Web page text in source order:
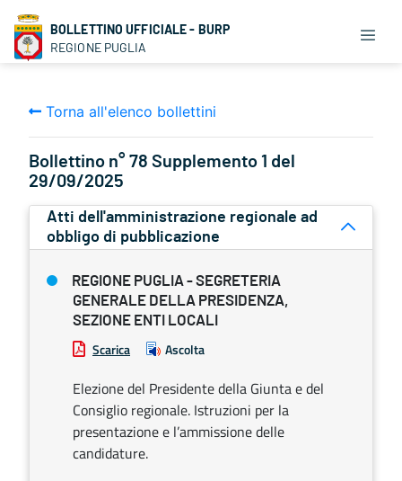
BOLLETTINO UFFICIALE - BURP
REGIONE PUGLIA
Torna all'elenco bollettini
Bollettino n° 78 Supplemento 1 del
29/09/2025
Atti dell'amministrazione regionale ad
obbligo di pubblicazione
REGIONE PUGLIA - SEGRETERIA
GENERALE DELLA PRESIDENZA,
SEZIONE ENTI LOCALI
Scarica Ascolta
Elezione del Presidente della Giunta e del
Consiglio regionale. Istruzioni per la
presentazione e l’ammissione delle
candidature.